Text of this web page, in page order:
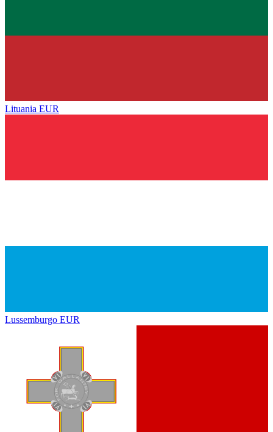
Lituania EUR
Lussemburgo EUR